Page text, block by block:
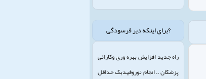
؟برای اینکه دیر فرسودگی
راه جدید افزایش بهره وری وکارائی
پزشکان .. انجام نوروفیدبک حداقل